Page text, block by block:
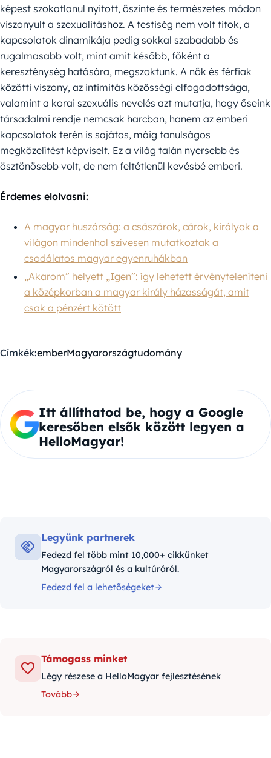
képest szokatlanul nyitott, őszinte és természetes módon
viszonyult a szexualitáshoz. A testiség nem volt titok, a
kapcsolatok dinamikája pedig sokkal szabadabb és
rugalmasabb volt, mint amit később, főként a
kereszténység hatására, megszoktunk. A nők és férfiak
közötti viszony, az intimitás közösségi elfogadottsága,
valamint a korai szexuális nevelés azt mutatja, hogy őseink
társadalmi rendje nemcsak harcban, hanem az emberi
kapcsolatok terén is sajátos, máig tanulságos
megközelítést képviselt. Ez a világ talán nyersebb és
ösztönösebb volt, de nem feltétlenül kevésbé emberi.
Érdemes elolvasni:
A magyar huszárság: a császárok, cárok, királyok a
világon mindenhol szívesen mutatkoztak a
csodálatos magyar egyenruhákban
„Akarom” helyett „Igen”: így lehetett érvényteleníteni
a középkorban a magyar király házasságát, amit
csak a pénzért kötött
Címkék:emberMagyarországtudomány
Itt állíthatod be, hogy a Google
keresőben elsők között legyen a
HelloMagyar!
Legyünk partnerek
Fedezd fel több mint 10,000+ cikkünket
Magyarországról és a kultúráról.
Fedezd fel a lehetőségeket
Támogass minket
Légy részese a HelloMagyar fejlesztésének
Tovább